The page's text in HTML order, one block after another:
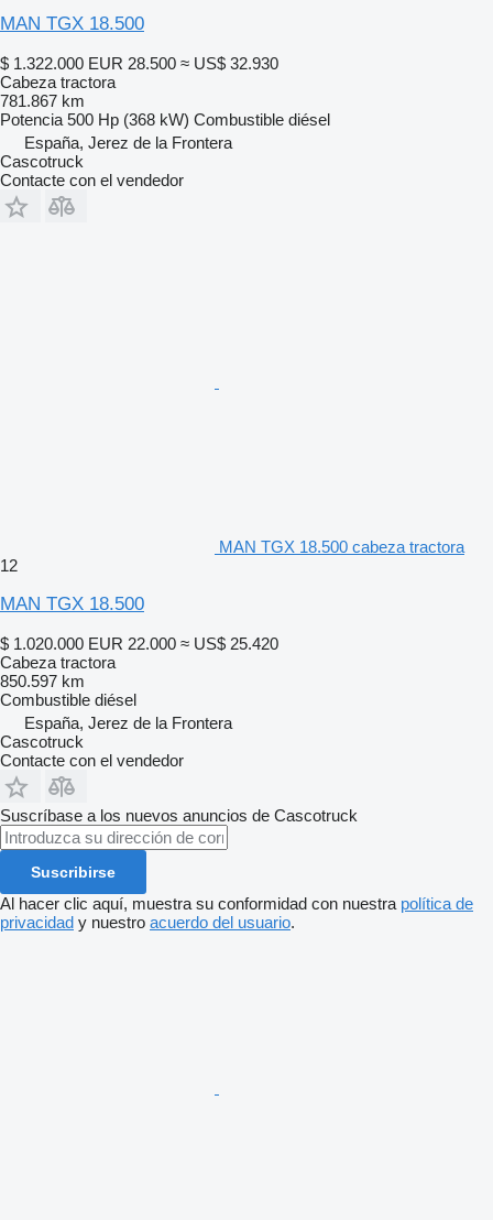
MAN TGX 18.500
$ 1.322.000 EUR 28.500 ≈ US$ 32.930
Cabeza tractora
781.867 km
Potencia 500 Hp (368 kW) Combustible diésel
España, Jerez de la Frontera
Cascotruck
Contacte con el vendedor
MAN TGX 18.500 cabeza tractora
12
MAN TGX 18.500
$ 1.020.000 EUR 22.000 ≈ US$ 25.420
Cabeza tractora
850.597 km
Combustible diésel
España, Jerez de la Frontera
Cascotruck
Contacte con el vendedor
Suscríbase a los nuevos anuncios de Сascotruck
Suscribirse
Al hacer clic aquí, muestra su conformidad con nuestra política de
privacidad y nuestro acuerdo del usuario.